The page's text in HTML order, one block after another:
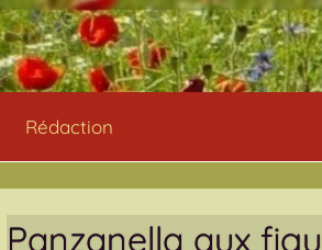
Rédaction
Panzanella aux